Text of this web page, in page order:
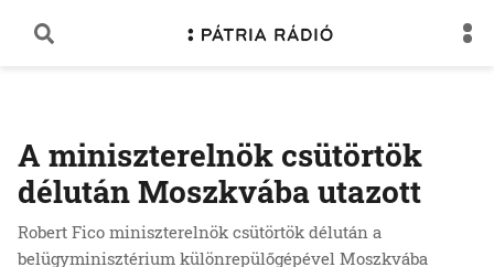
A miniszterelnök csütörtök
délután Moszkvába utazott
Robert Fico miniszterelnök csütörtök délután a
belügyminisztérium különrepülőgépével Moszkvába